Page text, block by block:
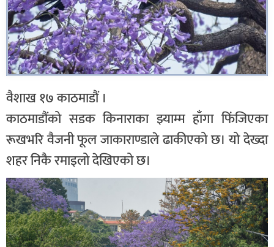
वैशाख १७ काठमाडौं ।
काठमाडौंको सडक किनाराका झ्याम्म हाँगा फिंजिएका
रूखभरि वैजनी फूल जाकाराण्डाले ढाकीएको छ। यो देख्दा
शहर निकै रमाइलो देखिएको छ।